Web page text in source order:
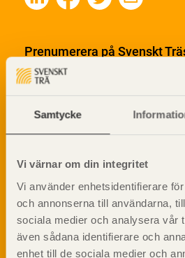
Samtycke
Vi värnar om din integritet
Vi använder enhetsidentifierare
och annonserna till användarna,
sociala medier och analysera vår
även sådana identifierare och
enhet till de sociala medier och
Prenumerera på Svenskt
informationsutskick!